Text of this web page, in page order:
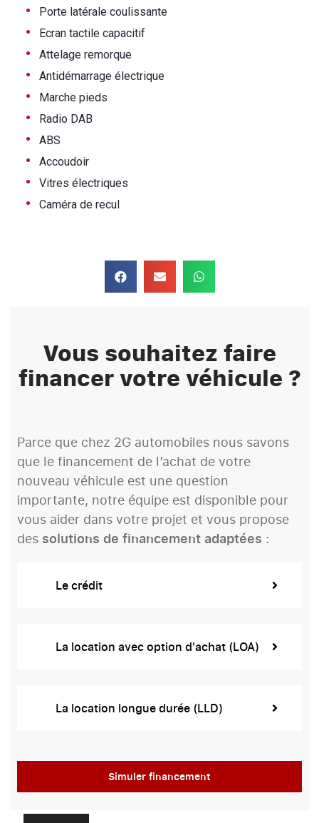
• Porte latérale coulissante
• Ecran tactile capacitif
• Attelage remorque
• Antidémarrage électrique
• Marche pieds
• Radio DAB
• ABS
• Accoudoir
• Vitres électriques
• Caméra de recul
Vous souhaitez faire
financer votre véhicule ?
Parce que chez 2G automobiles nous savons
que le financement de l’achat de votre
nouveau véhicule est une question
importante, notre équipe est disponible pour
vous aider dans votre projet et vous propose
des solutions de financement adaptées :
Le crédit
La location avec option d'achat (LOA)
La location longue durée (LLD)
Simuler financement